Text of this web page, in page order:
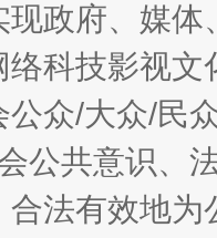
谢
政府、媒
科技影视
公众/大众/民
公共意识、
法有效地